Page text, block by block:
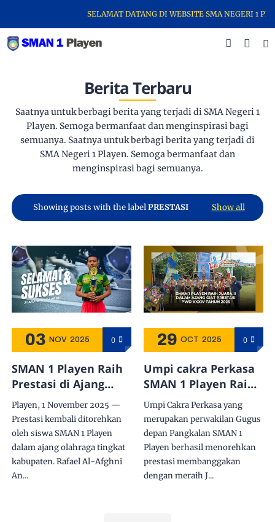
SELAMAT DATANG DI WEBSITE SMA NEGERI 1
Berita Terbaru
Saatnya untuk berbagi berita yang terjadi di SMA Negeri 1
Playen. Semoga bermanfaat dan menginspirasi bagi
semuanya. Saatnya untuk berbagi berita yang terjadi di
SMA Negeri 1 Playen. Semoga bermanfaat dan
menginspirasi bagi semuanya.
Showing posts with the labelPRESTASI Show all
03 NOV 2025 0
SMAN 1 Playen Raih
Prestasi di Ajang
Event Hotsprint &
milad Fest #3
Playen, 1 November 2025 —
Prestasi kembali ditorehkan
oleh siswa SMAN 1 Playen
dalam ajang olahraga tingkat
kabupaten. Rafael Al-Afghni
An...
29 OCT 2025 0
Umpi cakra Perkasa
SMAN 1 Playen Raih
Juara II dalam Ajang
Giat prestasi PWD
XXXIV Tahun 2025
Umpi Cakra Perkasa yang
merupakan perwakilan Gugus
depan Pangkalan SMAN 1
Playen berhasil menorehkan
prestasi membanggakan
dengan meraih J...